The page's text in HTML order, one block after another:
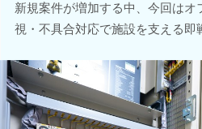
新規案件が増加する中、今回はオ
視・不具合対応で施設を支える即